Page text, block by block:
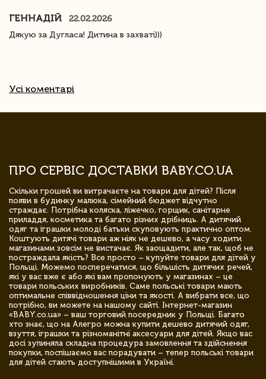
ГЕННАДІЙ
22.02.2026
Дякую за Дугласа! Дитина в захваті)))
Усі коментарі
ПРО СЕРВІС ДОСТАВКИ BABY.CO.UA
Скільки грошей ви витрачаєте на товари для дітей? Після
появи в будинку малюка, сімейний бюджет відчутно
страждає. Потрібна коляска, ліжечко, горщик, санітарне
приладдя, косметика та багато різних дрібниць. А дитячий
одяг та іграшки молоді батьки скуповують практично оптом.
Коштують дитячі товари аж ніяк не дешево, а часу ходити
магазинами зовсім не вистачає. Як заощадити, але так, щоб не
постраждала якість? Все просто – купуйте товари для дітей у
Польщі. Можемо посперечатися, що більшість дитячих речей,
які у вас вже є або які вам пропонують у магазинах – це
товари польських виробників. Саме польські товари мають
оптимальне співвідношення ціни та якості. А вибрати все, що
потрібно, ви можете на нашому сайті. Інтернет-магазин
«BABY.co.ua» – ваш торговий посередник у Польщі. Багато
хто знає, що на Алегро можна купити дешево дитячий одяг,
взуття, іграшки та різноманітні аксесуари для дітей. Якщо вас
досі зупиняла складна процедура замовлення та здійснення
покупки, поспішаємо вас порадувати – тепер польські товари
для дітей стають доступнішими в Україні.